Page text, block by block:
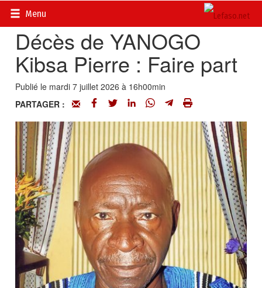
Menu
Accueil>
Décès de YANOGO
Kibsa Pierre : Faire part
Publié le mardi 7 juillet 2026 à 16h00min
PARTAGER :